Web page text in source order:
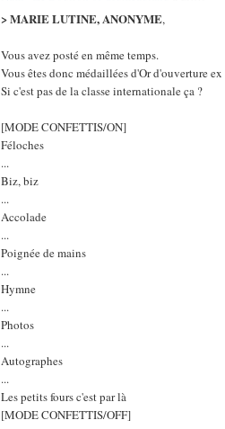
> MARIE LUTINE, ANONYME,
Vous avez posté en même temps.
Vous êtes donc médaillées d'Or d'ouverture ex
Si c'est pas de la classe internationale ça ?
[MODE CONFETTIS/ON]
Féloches
...
Biz, biz
...
Accolade
...
Poignée de mains
...
Hymne
...
Photos
...
Autographes
...
Les petits fours c'est par là
[MODE CONFETTIS/OFF]